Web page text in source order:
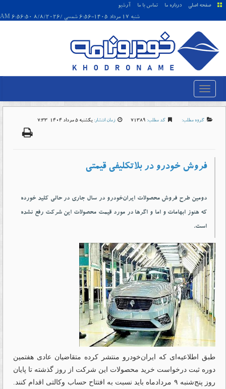
صفحه اصلی درباره ما تماس با ما
آرشیو
شنبه 17 مرداد 1405-6:56 شمسی /8/8/2026 6:56:50 AM
گروه مطلب: کد مطلب: 71389 زمان انتشار: يکشنبه 5 مرداد 1404-7:33
فروش خودرو در بلاتکلیفی قیمتی
دومین طرح فروش محصولات ایران‌خودرو در سال جاری در حالی کلید خورده
که هنوز ابهامات و اما و اگرها در مورد قیمت محصولات این شرکت رفع نشده
است.
طبق اطلاعیه‌ای که ایران‌خودرو منتشر کرده متقاضیان عادی هفتمین
دوره ثبت درخواست خرید محصولات این شرکت از روز گذشته تا پایان
روز پنج‌شنبه ۹ مردادماه باید نسبت به افتتاح حساب وکالتی اقدام کنند.